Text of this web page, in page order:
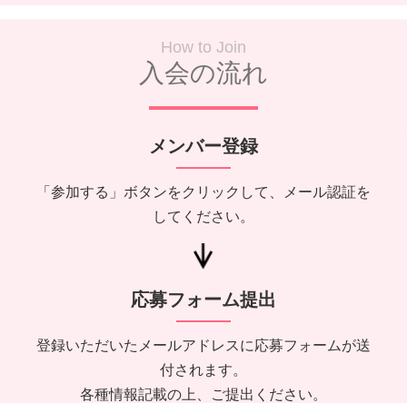
How to Join
入会の流れ
メンバー登録
「参加する」ボタンをクリックして、メール認証を
してください。
応募フォーム提出
登録いただいたメールアドレスに応募フォームが送
付されます。
各種情報記載の上、ご提出ください。